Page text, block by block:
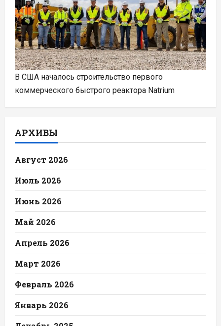
В США началось строительство первого
коммерческого быстрого реактора Natrium
АРХИВЫ
Август 2026
Июль 2026
Июнь 2026
Май 2026
Апрель 2026
Март 2026
Февраль 2026
Январь 2026